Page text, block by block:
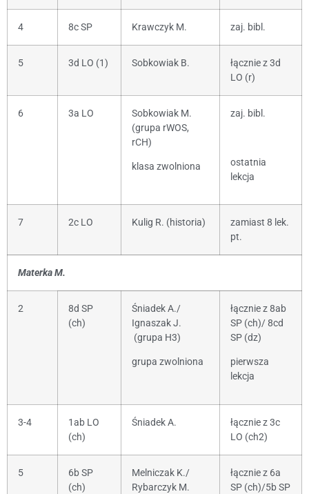
4 8c SP Krawczyk M. zaj. bibl.
5 3d LO (1) Sobkowiak B.
łącznie z 3d
LO (r)
6 3a LO
Sobkowiak M.
(grupa rWOS,
rCH)
klasa zwolniona
zaj. bibl.
ostatnia
lekcja
7 2c LO Kulig R. (historia)
zamiast 8 lek.
pt.
Materka M.
2
8d SP
(ch)
Śniadek A./
Ignaszak J.
(grupa H3)
grupa zwolniona
łącznie z 8ab
SP (ch)/ 8cd
SP (dz)
pierwsza
lekcja
3-4
1ab LO
(ch)
Śniadek A.
łącznie z 3c
LO (ch2)
5
6b SP
(ch)
Melniczak K./
Rybarczyk M.
łącznie z 6a
SP (ch)/5b SP